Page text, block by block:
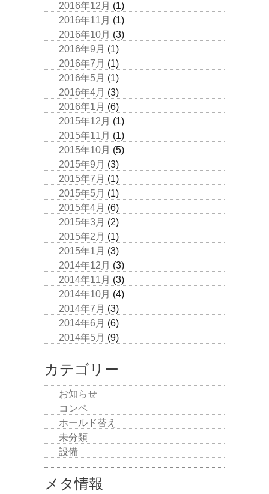
2016年12月 (1)
2016年11月 (1)
2016年10月 (3)
2016年9月 (1)
2016年7月 (1)
2016年5月 (1)
2016年4月 (3)
2016年1月 (6)
2015年12月 (1)
2015年11月 (1)
2015年10月 (5)
2015年9月 (3)
2015年7月 (1)
2015年5月 (1)
2015年4月 (6)
2015年3月 (2)
2015年2月 (1)
2015年1月 (3)
2014年12月 (3)
2014年11月 (3)
2014年10月 (4)
2014年7月 (3)
2014年6月 (6)
2014年5月 (9)
カテゴリー
お知らせ
コンペ
ホールド替え
未分類
設備
メタ情報